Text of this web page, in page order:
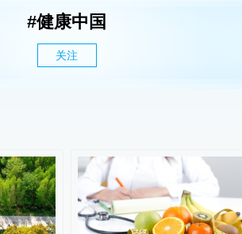
#健康中国
关注